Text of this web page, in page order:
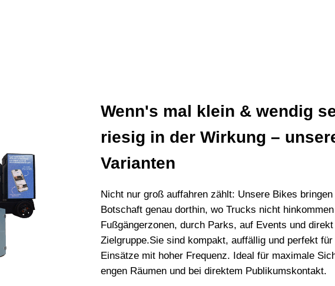
Wenn's mal klein & wendig
riesig in der Wirkung –
Varianten
Nicht nur groß auffahren zählt: Unsere Bikes bringen
Botschaft genau dorthin, wo Trucks nicht
Fußgängerzonen, durch Parks, auf Events und
Zielgruppe.Sie sind kompakt, auffällig und perfekt für
Einsätze mit hoher Frequenz. Ideal für maximale
engen Räumen und bei direktem Publikumskontakt.